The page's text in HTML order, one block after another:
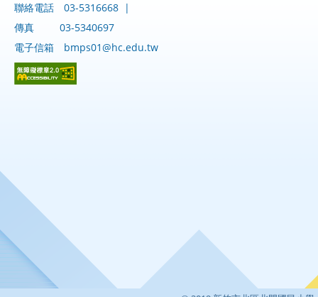
聯絡電話
03-5316668 |
傳真
03-5340697
電子信箱
bmps01@hc.edu.tw